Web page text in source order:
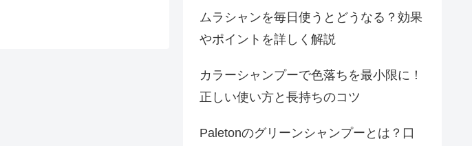
ムラシャンを毎日使うとどうなる？効果
やポイントを詳しく解説
カラーシャンプーで色落ちを最小限に！
正しい使い方と長持ちのコツ
Paletonのグリーンシャンプーとは？口